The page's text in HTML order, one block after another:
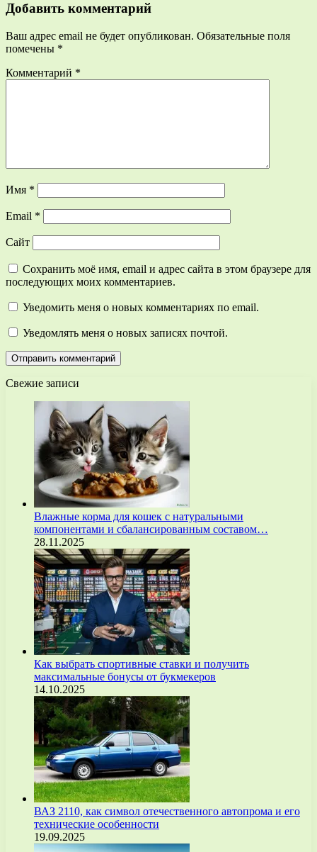
Добавить комментарий
Ваш адрес email не будет опубликован. Обязательные поля
помечены *
Комментарий *
Имя *
Email *
Сайт
Сохранить моё имя, email и адрес сайта в этом браузере для
последующих моих комментариев.
Уведомить меня о новых комментариях по email.
Уведомлять меня о новых записях почтой.
Свежие записи
Влажные корма для кошек с натуральными
компонентами и сбалансированным составом…
28.11.2025
Как выбрать спортивные ставки и получить
максимальные бонусы от букмекеров
14.10.2025
ВАЗ 2110, как символ отечественного автопрома и его
технические особенности
19.09.2025